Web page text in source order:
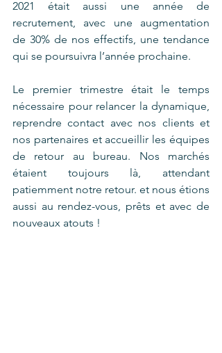
2021 était aussi une année de
recrutement, avec une augmentation
de 30% de nos effectifs, une tendance
qui se poursuivra l’année prochaine.
Le premier trimestre était le temps
nécessaire pour relancer la dynamique,
reprendre contact avec nos clients et
nos partenaires et accueillir les équipes
de retour au bureau. Nos marchés
étaient toujours là, attendant
patiemment notre retour. et nous étions
aussi au rendez-vous, prêts et avec de
nouveaux atouts !